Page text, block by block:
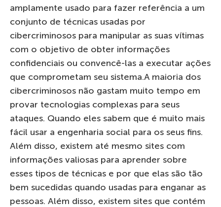
amplamente usado para fazer referência a um
conjunto de técnicas usadas por
cibercriminosos para manipular as suas vítimas
com o objetivo de obter informações
confidenciais ou convencê-las a executar ações
que comprometam seu sistema.A maioria dos
cibercriminosos não gastam muito tempo em
provar tecnologias complexas para seus
ataques. Quando eles sabem que é muito mais
fácil usar a engenharia social para os seus fins.
Além disso, existem até mesmo sites com
informações valiosas para aprender sobre
esses tipos de técnicas e por que elas são tão
bem sucedidas quando usadas para enganar as
pessoas. Além disso, existem sites que contém